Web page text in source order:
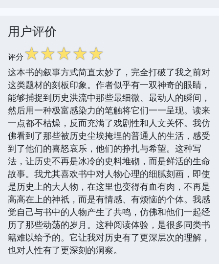
用户评价
评分☆☆☆☆☆
这本书的叙事方式简直太妙了，完全打破了我之前对
这类题材的刻板印象。作者似乎有一双神奇的眼睛，
能够捕捉到历史洪流中那些最细微、最动人的瞬间，
然后用一种极富感染力的笔触将它们一一呈现。读来
一点都不枯燥，反而充满了戏剧性和人文关怀。我仿
佛看到了那些被历史尘埃掩埋的普通人的生活，感受
到了他们的喜怒哀乐，他们的挣扎与希望。这种写
法，让历史不再是冰冷的史料堆砌，而是鲜活的生命
故事。我尤其喜欢书中对人物心理的细腻刻画，即使
是历史上的大人物，在这里也变得有血有肉，不再是
高高在上的神祇，而是有情感、有烦恼的个体。我感
觉自己与书中的人物产生了共鸣，仿佛和他们一起经
历了那些动荡的岁月。这种阅读体验，是很多同类书
籍难以给予的。它让我对历史有了更深层次的理解，
也对人性有了更深刻的洞察。